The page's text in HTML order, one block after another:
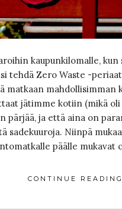
kaupunkilomalle,
tehdä Zero Waste -
matkaan
jätimme kotiin (mikä
pärjää, ja että aina on
sadekuuroja. Niinpä
päälle mukavat
CONTINUE READING